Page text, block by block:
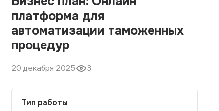
О компании
Наши гарантии
Порядок оплаты
платформа для
автоматизации таможенных
процедур
20 декабря 2025 3
Тип работы